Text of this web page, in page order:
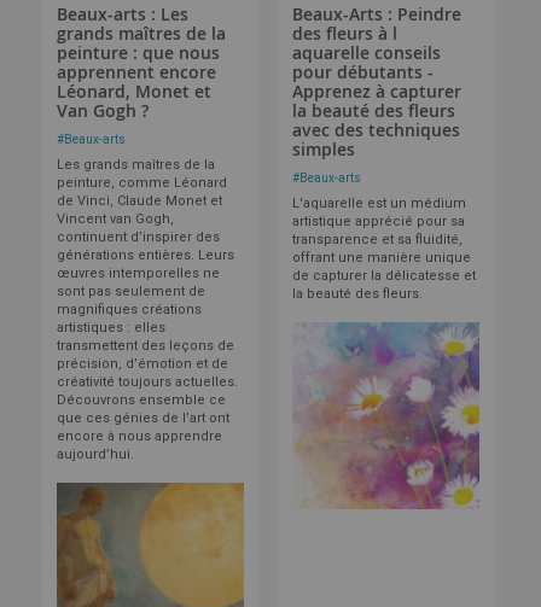
Beaux-arts : Les
grands maîtres de la
peinture : que nous
apprennent encore
Léonard, Monet et
Van Gogh ?
#Beaux-arts
Les grands maîtres de la
peinture, comme Léonard
de Vinci, Claude Monet et
Vincent van Gogh,
continuent d’inspirer des
générations entières. Leurs
œuvres intemporelles ne
sont pas seulement de
magnifiques créations
artistiques : elles
transmettent des leçons de
précision, d’émotion et de
créativité toujours actuelles.
Découvrons ensemble ce
que ces génies de l’art ont
encore à nous apprendre
aujourd’hui.
Beaux-Arts : Peindre
des fleurs à l
aquarelle conseils
pour débutants -
Apprenez à capturer
la beauté des fleurs
avec des techniques
simples
#Beaux-arts
L'aquarelle est un médium
artistique apprécié pour sa
transparence et sa fluidité,
offrant une manière unique
de capturer la délicatesse et
la beauté des fleurs.